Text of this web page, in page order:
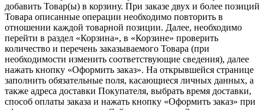
добавить Товар(ы) в корзину. При заказе двух и более позиций
Товара описанные операции необходимо повторить в
отношении каждой товарной позиции. Далее, необходимо
перейти в раздел «Корзина», в «Корзине» проверить
количество и перечень заказываемого Товара (при
необходимости изменить соответствующие сведения), далее
нажать кнопку «Оформить заказ». На открывшейся странице
заполнить обязательные поля, касающиеся личных данных, а
также адреса доставки Покупателя, выбрать время доставки,
способ оплаты заказа и нажать кнопку «Оформить заказ» при